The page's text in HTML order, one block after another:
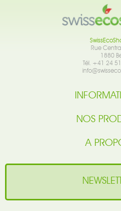
Rue
1880
Tél. +41 24
NOS
A